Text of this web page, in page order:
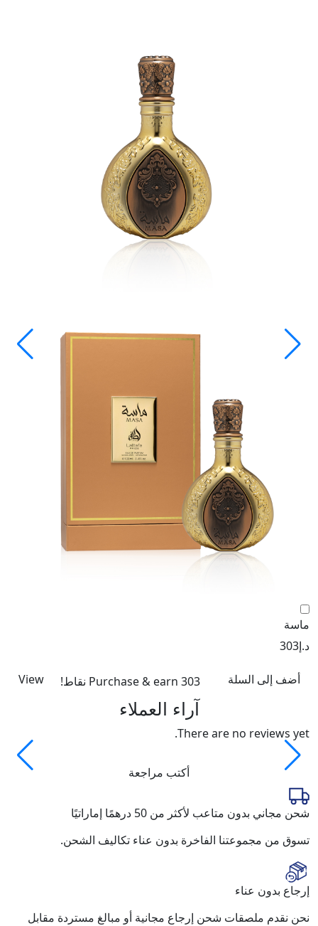
ماسة
د.إ303
أضف إلى السلة Purchase & earn 303 نقاط! View
آراء العملاء
There are no reviews yet.
أكتب مراجعة
شحن مجاني بدون متاعب لأكثر من 50 درهمًا إماراتيًا
تسوق من مجموعتنا الفاخرة بدون عناء تكاليف الشحن.
إرجاع بدون عناء
نحن نقدم ملصقات شحن إرجاع مجانية أو مبالغ مستردة مقابل